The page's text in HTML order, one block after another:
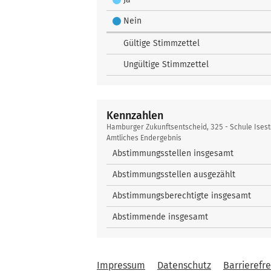
Nein
Gültige Stimmzettel
Ungültige Stimmzettel
Kennzahlen
Kennzahlen
Hamburger Zukunftsentscheid, 325 - Schule
Amtliches Endergebnis
Abstimmungsstellen insgesamt
Abstimmungsstellen ausgezählt
Abstimmungsberechtigte insgesamt
Abstimmende insgesamt
Impressum Datenschutz